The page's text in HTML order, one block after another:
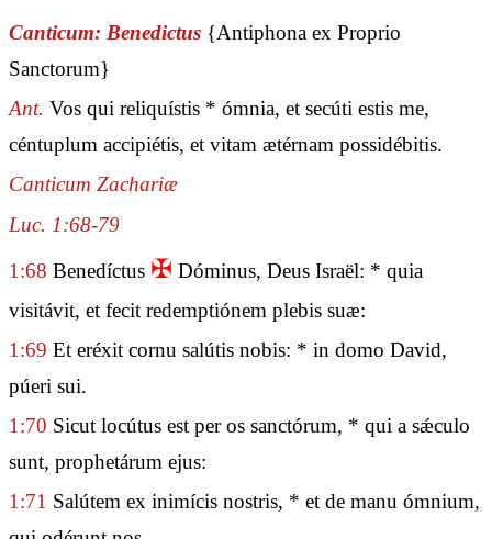
Canticum: Benedictus {Antiphona ex Proprio
Sanctorum}
Ant. Vos qui reliquístis * ómnia, et secúti estis me,
céntuplum accipiétis, et vitam ætérnam possidébitis.
Canticum Zachariæ
Luc. 1:68-79
1:68 Benedíctus ✠ Dóminus, Deus Israël: * quia
visitávit, et fecit redemptiónem plebis suæ:
1:69 Et eréxit cornu salútis nobis: * in domo David,
púeri sui.
1:70 Sicut locútus est per os sanctórum, * qui a sǽculo
sunt, prophetárum ejus:
1:71 Salútem ex inimícis nostris, * et de manu ómnium,